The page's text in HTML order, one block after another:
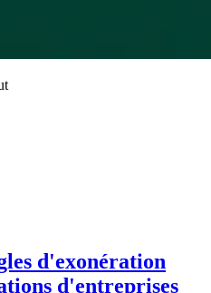
d'exonération
d'entreprises